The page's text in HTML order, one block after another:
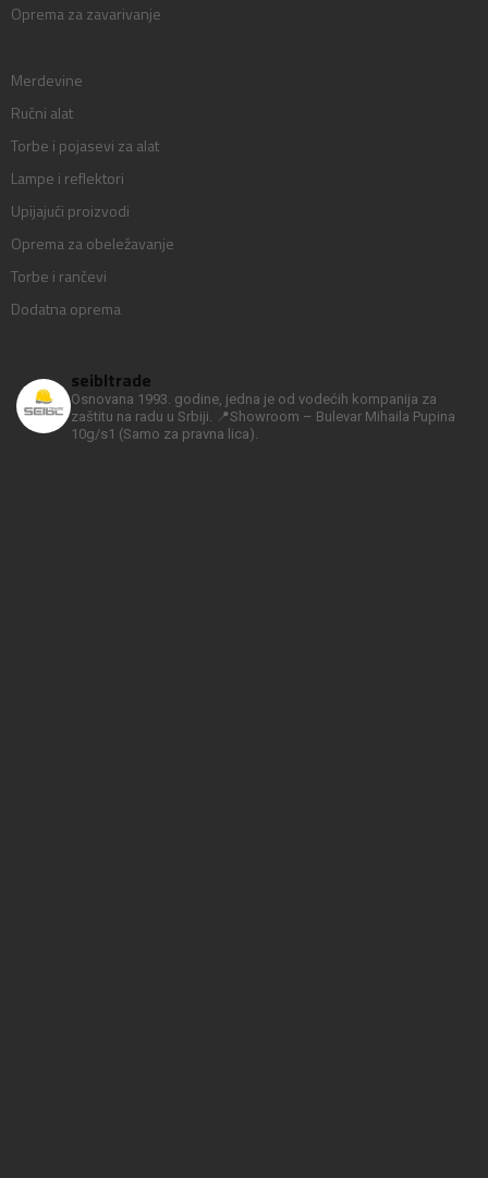
Oprema za zavarivanje
Merdevine
Ručni alat
Torbe i pojasevi za alat
Lampe i reflektori
Upijajući proizvodi
Oprema za obeležavanje
Torbe i rančevi
Dodatna oprema
seibltrade
Osnovana 1993. godine, jedna je od vodećih kompanija za
zaštitu na radu u Srbiji.
📍Showroom – Bulevar Mihaila Pupina
10g/s1 (Samo za pravna lica).